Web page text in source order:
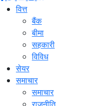
वित्त
बैंक
बीमा
सहकारी
विविध
सेयर
समाचार
समाचार